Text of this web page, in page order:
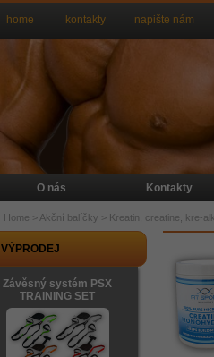
VÝPRODEJ
Závěsný systém PSX
TRAINING SET
home kontakty napište nám
O nás Kontakty
Home > Akční balíčky > Kreatin, creatine, kre-